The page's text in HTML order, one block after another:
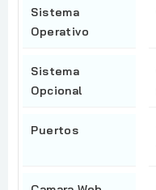
Sistema
Operativo
Sistema
Opcional
Puertos